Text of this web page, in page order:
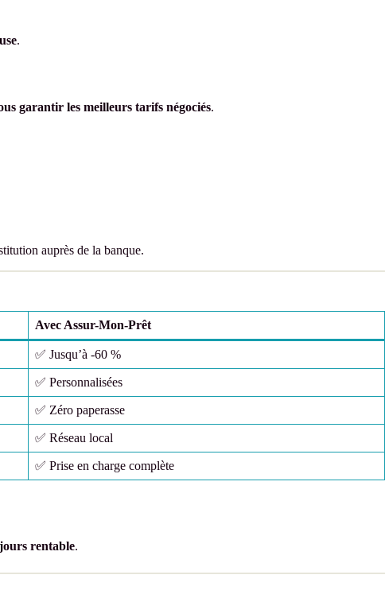
.
garantir les meilleurs tarifs négociés.
auprès de la banque.
Avec Assur-Mon-Prêt
✅ Jusqu’à -60 %
✅ Personnalisées
✅ Zéro paperasse
✅ Réseau local
✅ Prise en charge complète
rentable.